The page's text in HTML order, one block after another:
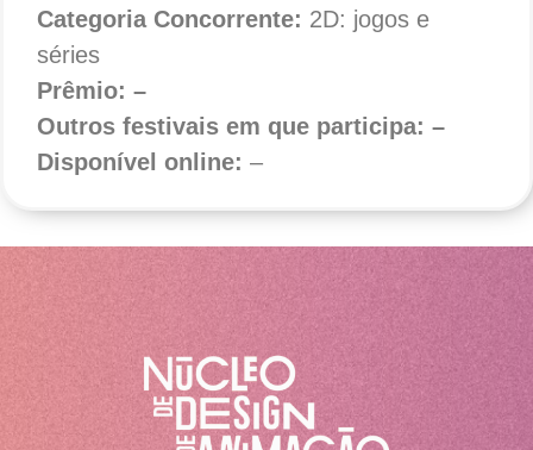
Categoria Concorrente: 2D: jogos e
séries
Prêmio: –
Outros festivais em que participa: –
Disponível online: –